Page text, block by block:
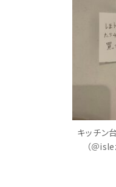
キッチン
（＠